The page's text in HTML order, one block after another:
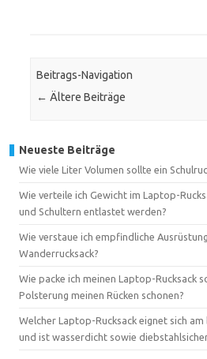
Beitrags-Navigation
← Ältere Beiträge
Neueste Beiträge
Wie viele Liter Volumen sollte ein
Wie verteile ich Gewicht im Laptop-
und Schultern entlastet werden?
Wie verstaue ich empfindliche
Wanderrucksack?
Wie packe ich meinen Laptop-Rucksack
Polsterung meinen Rücken schonen?
Welcher Laptop-Rucksack eignet sich
und ist wasserdicht sowie